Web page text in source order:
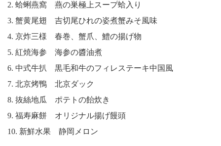
2. 蛤蜊燕窩 燕の巣極上スープ蛤入り
3. 蟹黄尾翅 吉切尾ひれの姿煮蟹みそ風味
4. 京炸三様 春巻、蟹爪、鱧の揚げ物
5. 紅焼海参 海参の醬油煮
6. 中式牛扒 黒毛和牛のフィレステーキ中国風
7. 北京烤鴨 北京ダック
8. 抜絲地瓜 ポテトの飴炊き
9. 福寿麻餅 オリジナル揚げ饅頭
10. 新鮮水果 静岡メロン